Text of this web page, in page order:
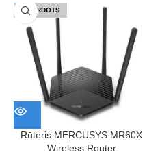
IZPĀRDOTS
Rūteris MERCUSYS MR60X
Wireless Router